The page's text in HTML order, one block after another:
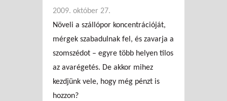
2009. október 27.
Növeli a szállópor koncentrációját,
mérgek szabadulnak fel, és zavarja a
szomszédot – egyre több helyen tilos
az avarégetés. De akkor mihez
kezdjünk vele, hogy még pénzt is
hozzon?